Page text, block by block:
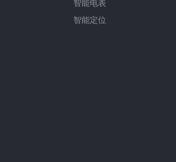
智能电表
智能定位